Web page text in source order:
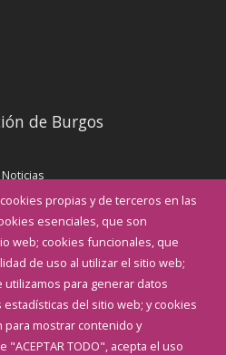
propias y de terceros en las
esenciales, que son
web; cookies funcionales, que
de uso al utilizar el sitio web;
para generar datos
del sitio web; y cookies
para mostrar contenido y
TODO", acepta el uso
de Burgos
Noticias
Eventos
Municipal
de interés
SESIÓN
WEB